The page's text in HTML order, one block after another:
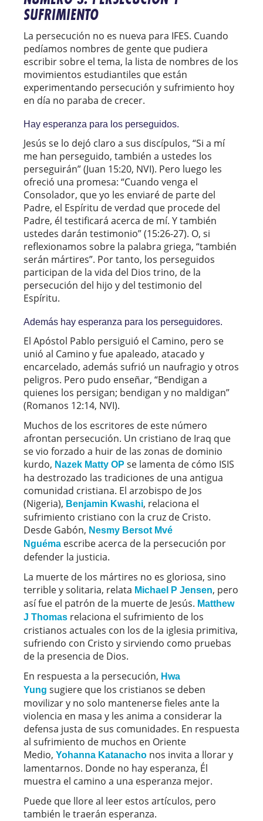
SUFRIMIENTO
La persecución no es nueva para IFES. Cuando
pedíamos nombres de gente que pudiera
escribir sobre el tema, la lista de nombres de los
movimientos estudiantiles que están
experimentando persecución y sufrimiento hoy
en día no paraba de crecer.
Hay esperanza para los perseguidos.
Jesús se lo dejó claro a sus discípulos, “Si a mí
me han perseguido, también a ustedes los
perseguirán” (Juan 15:20, NVI). Pero luego les
ofreció una promesa: “Cuando venga el
Consolador, que yo les enviaré de parte del
Padre, el Espíritu de verdad que procede del
Padre, él testificará acerca de mí. Y también
ustedes darán testimonio” (15:26-27). O, si
reflexionamos sobre la palabra griega, “también
serán mártires”. Por tanto, los perseguidos
participan de la vida del Dios trino, de la
persecución del hijo y del testimonio del
Espíritu.
Además hay esperanza para los perseguidores.
El Apóstol Pablo persiguió el Camino, pero se
unió al Camino y fue apaleado, atacado y
encarcelado, además sufrió un naufragio y otros
peligros. Pero pudo enseñar, “Bendigan a
quienes los persigan; bendigan y no maldigan”
(Romanos 12:14, NVI).
Muchos de los escritores de este número
afrontan persecución. Un cristiano de Iraq que
se vio forzado a huir de las zonas de dominio
kurdo, Nazek Matty OP se lamenta de cómo ISIS
ha destrozado las tradiciones de una antigua
comunidad cristiana. El arzobispo de Jos
(Nigeria), Benjamin Kwashi, relaciona el
sufrimiento cristiano con la cruz de Cristo.
Desde Gabón, Nesmy Bersot Mvé
Nguéma escribe acerca de la persecución por
defender la justicia.
La muerte de los mártires no es gloriosa, sino
terrible y solitaria, relata Michael P Jensen, pero
así fue el patrón de la muerte de Jesús. Matthew
J Thomas relaciona el sufrimiento de los
cristianos actuales con los de la iglesia primitiva,
sufriendo con Cristo y sirviendo como pruebas
de la presencia de Dios.
En respuesta a la persecución, Hwa
Yung sugiere que los cristianos se deben
movilizar y no solo mantenerse fieles ante la
violencia en masa y les anima a considerar la
defensa justa de sus comunidades. En respuesta
al sufrimiento de muchos en Oriente
Medio, Yohanna Katanacho nos invita a llorar y
lamentarnos. Donde no hay esperanza, Él
muestra el camino a una esperanza mejor.
Puede que llore al leer estos artículos, pero
también le traerán esperanza.